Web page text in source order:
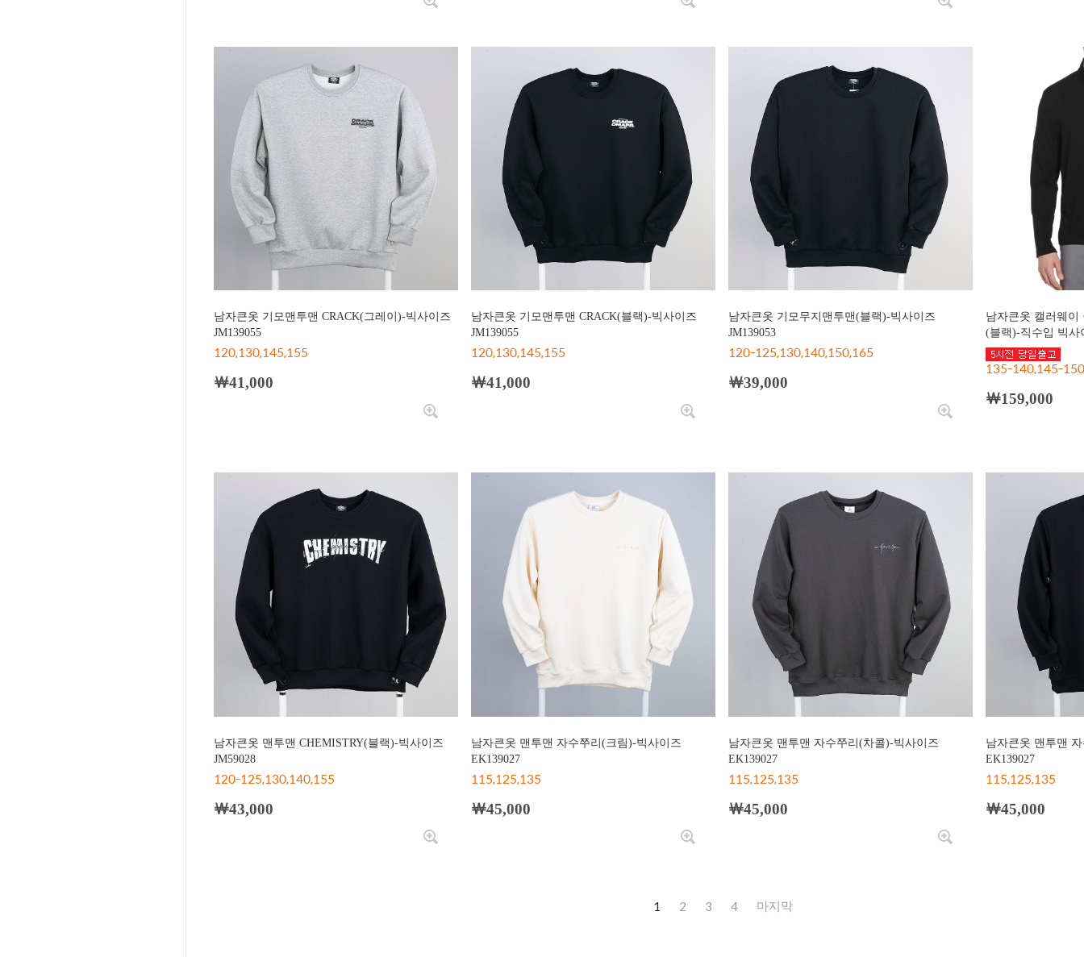
남자큰옷 기모맨투맨 CRACK(그레이)-빅사이즈
JM139055
120,130,145,155
￦41,000
남자큰옷 기모맨투맨 CRACK(블랙)-빅사이즈
JM139055
120,130,145,155
￦41,000
남자큰옷 기모무지맨투맨(블랙)-빅사이즈
JM139053
120-125,130,140,150,165
￦39,000
남자큰옷 캘러웨이
(블랙)-직수입 빅사
135-140,145-
￦159,000
남자큰옷 맨투맨 CHEMISTRY(블랙)-빅사이즈
JM59028
120-125,130,140,155
￦43,000
남자큰옷 맨투맨 자수쭈리(크림)-빅사이즈
EK139027
115,125,135
￦45,000
남자큰옷 맨투맨 자수쭈리(차콜)-빅사이즈
EK139027
115,125,135
￦45,000
남자큰옷 맨투맨
EK139027
115,125,135
￦45,000
1 2 3 4